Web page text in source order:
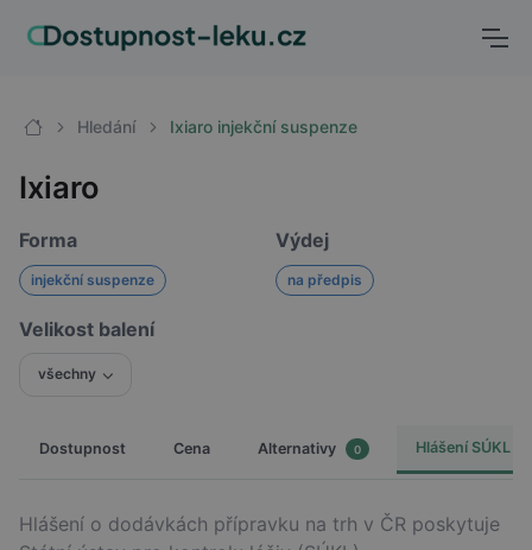
Hledání Ixiaro injekční suspenze
Ixiaro
Forma
injekční suspenze
Výdej
na předpis
Velikost balení
všechny
Dostupnost Cena Alternativy 0 Hlášení SÚKL
Hlášení o dodávkách přípravku na trh v ČR poskytuje